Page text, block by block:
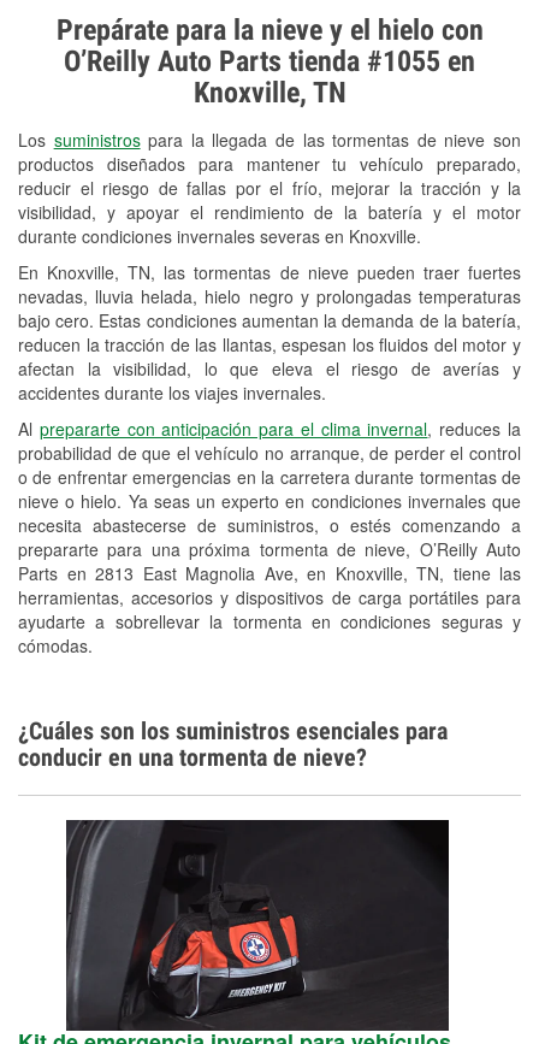
Prepárate para la nieve y el hielo con
O’Reilly Auto Parts tienda #1055 en
Knoxville, TN
Los suministrospara la llegada de las tormentas de nieve son
productos diseñados para mantener tu vehículo preparado,
reducir el riesgo de fallas por el frío, mejorar la tracción y la
visibilidad, y apoyar el rendimiento de la batería y el motor
durante condiciones invernales severas en Knoxville.
En Knoxville, TN, las tormentas de nieve pueden traer fuertes
nevadas, lluvia helada, hielo negro y prolongadas temperaturas
bajo cero. Estas condiciones aumentan la demanda de la batería,
reducen la tracción de las llantas, espesan los fluidos del motor y
afectan la visibilidad, lo que eleva el riesgo de averías y
accidentes durante los viajes invernales.
Al prepararte con anticipación para el clima invernal, reduces la
probabilidad de que el vehículo no arranque, de perder el control
o de enfrentar emergencias en la carretera durante tormentas de
nieve o hielo. Ya seas un experto en condiciones invernales que
necesita abastecerse de suministros, o estés comenzando a
prepararte para una próxima tormenta de nieve, O’Reilly Auto
Parts en 2813 East Magnolia Ave, en Knoxville, TN, tiene las
herramientas, accesorios y dispositivos de carga portátiles para
ayudarte a sobrellevar la tormenta en condiciones seguras y
cómodas.
Prueba de alternadores y
arrancadores
Revisión de la luz "Check Engine"
Reciclaje de baterías y aceite
Instalación de bombillas de faros
Instalación de limpiaparabrisas
Programa de Préstamo de
Herramientas
Rectificación de tambores y discos de
freno
Snowstorm Supplies
Conoce más
¿Cuáles son los suministros esenciales para
conducir en una tormenta de nieve?